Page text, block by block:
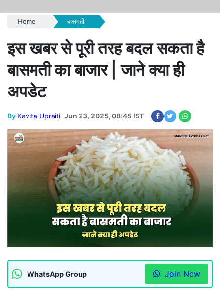
Home बासमती
इस खबर से पूरी तरह बदल सकता है
बासमती का बाजार | जाने क्या ही
अपडेट
By Kavita Upraiti Jun 23, 2025, 08:45 IST
WhatsApp Group Join Now